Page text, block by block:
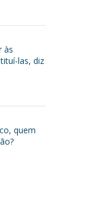
às
las, diz
quem